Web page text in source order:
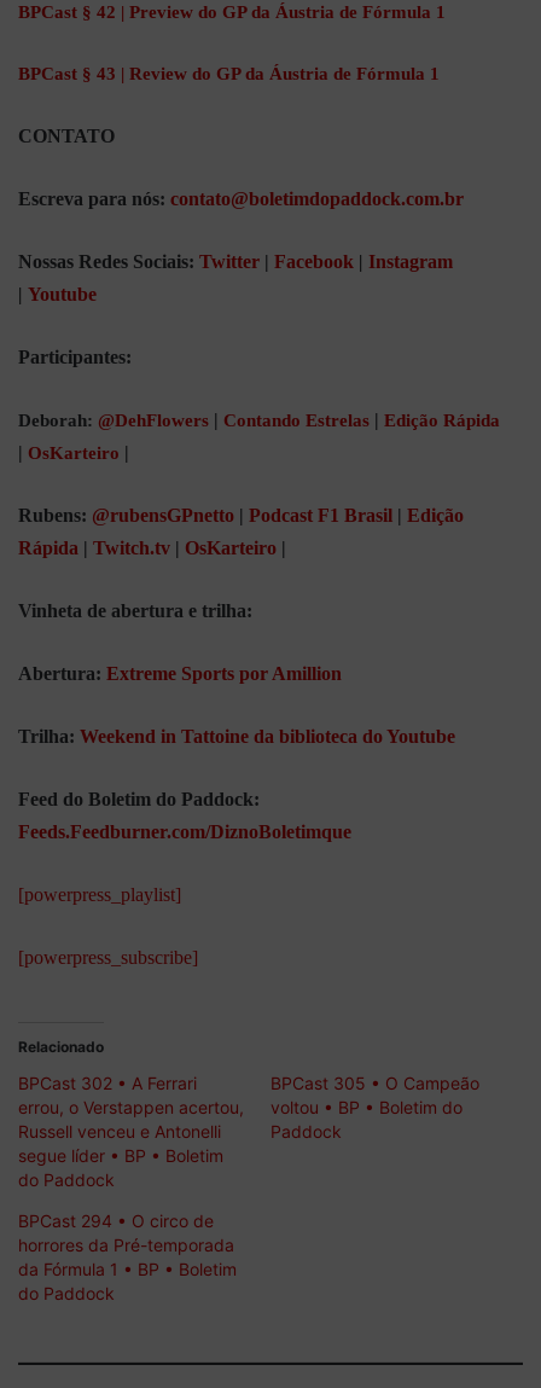
BPCast § 42 | Preview do GP da Áustria de Fórmula 1
BPCast § 43 | Review do GP da Áustria de Fórmula 1
CONTATO
Escreva para nós: contato@boletimdopaddock.com.br
Nossas Redes Sociais: Twitter | Facebook | Instagram
| Youtube
Participantes:
Deborah: @DehFlowers | Contando Estrelas | Edição Rápida
| OsKarteiro |
Rubens: @rubensGPnetto | Podcast F1 Brasil | Edição
Rápida | Twitch.tv | OsKarteiro |
Vinheta de abertura e trilha:
Abertura: Extreme Sports por Amillion
Trilha: Weekend in Tattoine da biblioteca do Youtube
Feed do Boletim do Paddock:
Feeds.Feedburner.com/DiznoBoletimque
[powerpress_playlist]
[powerpress_subscribe]
Relacionado
BPCast 302 • A Ferrari
errou, o Verstappen acertou,
Russell venceu e Antonelli
segue líder • BP • Boletim
do Paddock
BPCast 305 • O Campeão
voltou • BP • Boletim do
Paddock
BPCast 294 • O circo de
horrores da Pré-temporada
da Fórmula 1 • BP • Boletim
do Paddock